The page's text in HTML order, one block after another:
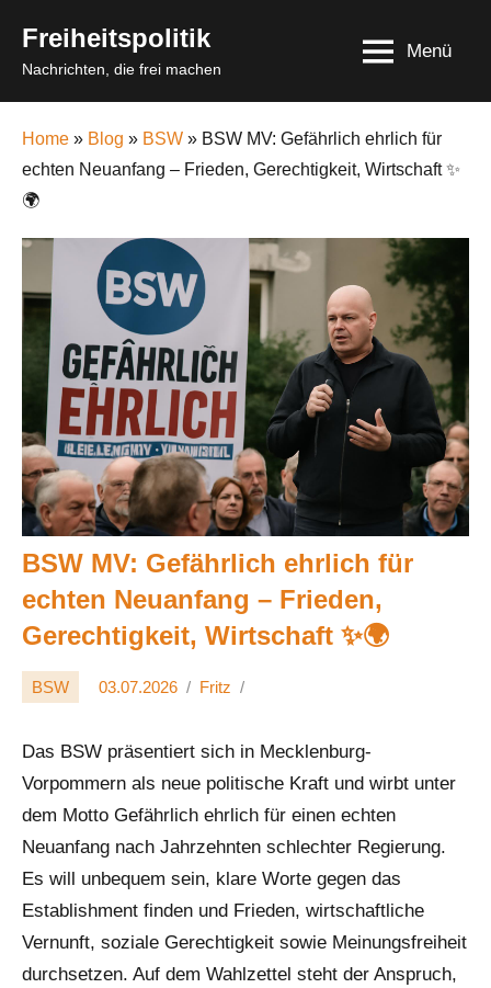
content
Freiheitspolitik
Nachrichten, die frei machen
Menü
Home » Blog » BSW » BSW MV: Gefährlich ehrlich für
echten Neuanfang – Frieden, Gerechtigkeit, Wirtschaft ✨
🌍
BSW MV: Gefährlich ehrlich für
echten Neuanfang – Frieden,
Gerechtigkeit, Wirtschaft ✨🌍
BSW 03.07.2026 Fritz
Das BSW präsentiert sich in Mecklenburg-
Vorpommern als neue politische Kraft und wirbt unter
dem Motto Gefährlich ehrlich für einen echten
Neuanfang nach Jahrzehnten schlechter Regierung.
Es will unbequem sein, klare Worte gegen das
Establishment finden und Frieden, wirtschaftliche
Vernunft, soziale Gerechtigkeit sowie Meinungsfreiheit
durchsetzen. Auf dem Wahlzettel steht der Anspruch,